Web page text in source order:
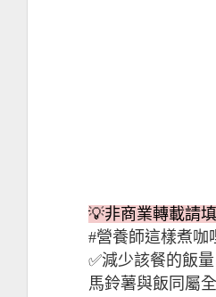
💡非商業轉載請
#營養師這樣煮咖
✅減少該餐的飯量
馬鈴薯與飯同屬
經前憂鬱